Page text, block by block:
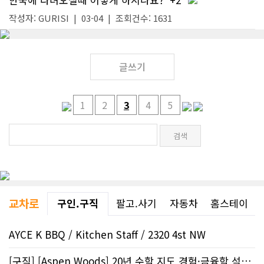
작성자: GURISI | 03-04 | 조회건수: 1631
글쓰기
1 2 3 4 5
교차로 구인.구직 팔고.사기 자동차 홈스테이
AYCE K BBQ / Kitchen Staff / 2320 4st NW
[구직] [Aspen Woods] 20년 수학 지도 경험·금융학 석사 | 생각하는..